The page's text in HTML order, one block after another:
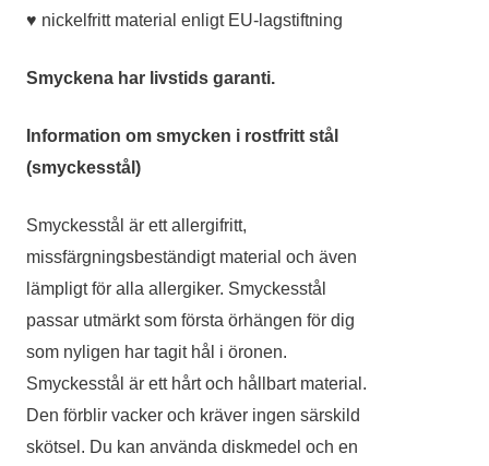
♥ nickelfritt material enligt EU-lagstiftning
Smyckena har livstids garanti.
Information om smycken i rostfritt stål
(smyckesstål)
Smyckesstål är ett allergifritt,
missfärgningsbeständigt material och även
lämpligt för alla allergiker. Smyckesstål
passar utmärkt som första örhängen för dig
som nyligen har tagit hål i öronen.
Smyckesstål är ett hårt och hållbart material.
Den förblir vacker och kräver ingen särskild
skötsel. Du kan använda diskmedel och en